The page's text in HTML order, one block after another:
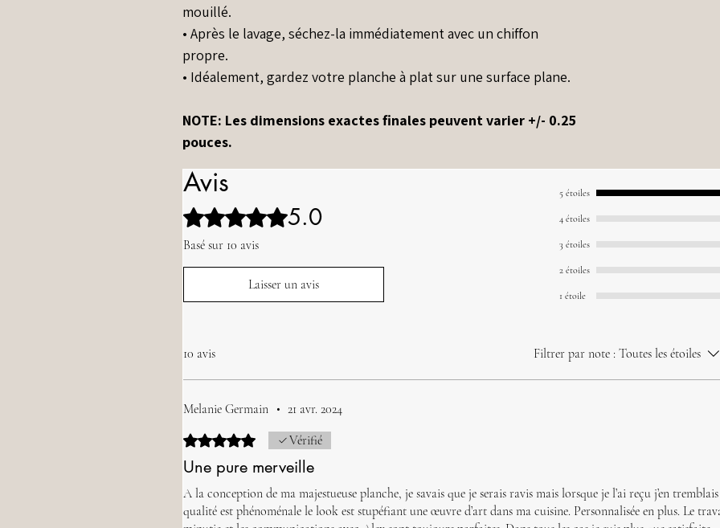
mouillé.
• Après le lavage, séchez-la immédiatement avec un chiffon
propre.
• Idéalement, gardez votre planche à plat sur une surface plane.
NOTE: Les dimensions exactes finales peuvent varier +/- 0.25
pouces.
Avis
Noté 5 sur 5. 5.0
Basé sur 10 avis
Laisser un avis
5 étoiles
4 étoiles
3 étoiles
2 étoiles
1 étoile
10 avis Filtrer par note : Toutes les étoiles
Melanie Germain • 21 avr. 2024
Noté 5 sur 5. Vérifié
Une pure merveille
A la conception de ma majestueuse planche, je savais que je serais ravis mais lorsque je l’ai reçu j’en
qualité est phénoménale le look est stupéfiant une œuvre d’art dans ma cuisine. Personnalisée en plus. Le